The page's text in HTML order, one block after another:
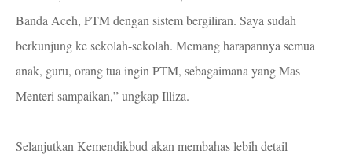
Banda Aceh, PTM dengan sistem bergiliran. Saya sudah
berkunjung ke sekolah-sekolah. Memang harapannya semua
anak, guru, orang tua ingin PTM, sebagaimana yang Mas
Menteri sampaikan,” ungkap Illiza.
Selanjutkan Kemendikbud akan membahas lebih detail